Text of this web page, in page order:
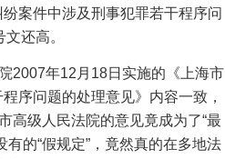
案件中涉及刑事犯罪若干程序问
文还高。
2007年12 月 18日实施的《上海市
序问题的处理意见》内容一致，
高级人民法院的意见竟成为了“最
的“假规定”，竟然真的在多地法